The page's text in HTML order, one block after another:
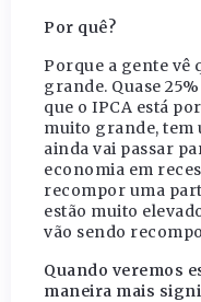
Por quê?
Porque a gente vê
grande. Quase
que o IPCA está
muito grande, tem
ainda vai passar
economia em
recompor uma
estão muito
vão sendo
Quando veremos
maneira mais